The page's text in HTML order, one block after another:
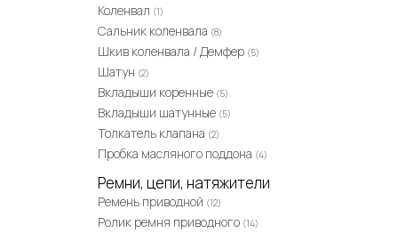
Коленвал (1)
Сальник коленвала (8)
Шкив коленвала / Демфер (5)
Шатун (2)
Вкладыши коренные (5)
Вкладыши шатунные (5)
Толкатель клапана (2)
Пробка масляного поддона (4)
Ремни, цепи, натяжители
Ремень приводной (12)
Ролик ремня приводного (14)